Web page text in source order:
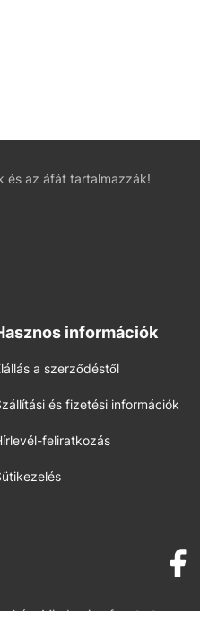
és az áfát tartalmazzák!
információk
a szerződéstől
és fizetési információk
feliratkozás
Minden jog fenntartva.